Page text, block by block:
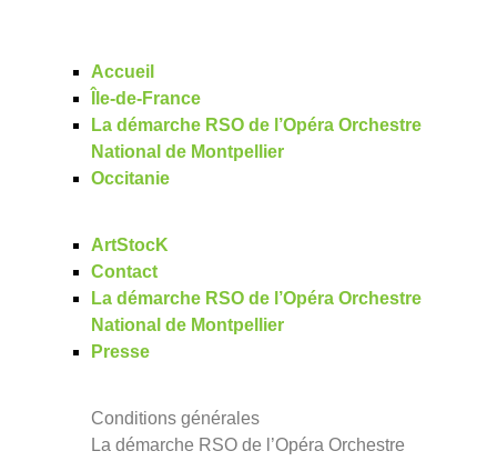
Accueil
Île-de-France
La démarche RSO de l’Opéra Orchestre
National de Montpellier
Occitanie
ArtStocK
Contact
La démarche RSO de l’Opéra Orchestre
National de Montpellier
Presse
Conditions générales
La démarche RSO de l’Opéra Orchestre